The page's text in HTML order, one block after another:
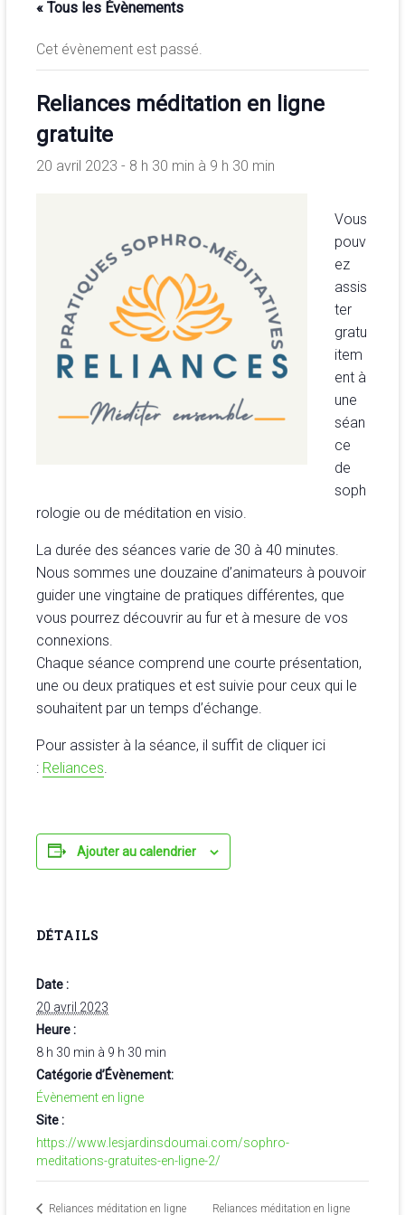
de
la
de
développement
la
<b/>sophrologie,
méditation
et
psychologie
des
ressources
« Tous les Évènements
Cet évènement est passé.
Reliances méditation en ligne
gratuite
20 avril 2023 - 8 h 30 min à 9 h 30 min
Vous
pouv
ez
assis
ter
gratu
item
ent à
une
séan
ce
de
soph
rologie ou de méditation en visio.
La durée des séances varie de 30 à 40 minutes.
Nous sommes une douzaine d’animateurs à pouvoir
guider une vingtaine de pratiques différentes, que
vous pourrez découvrir au fur et à mesure de vos
connexions.
Chaque séance comprend une courte présentation,
une ou deux pratiques et est suivie pour ceux qui le
souhaitent par un temps d’échange.
Pour assister à la séance, il suffit de cliquer ici
: Reliances
Ajouter au calendrier
DÉTAILS
Date :
20 avril 2023
Heure :
8 h 30 min à 9 h 30 min
Catégorie d’Évènement:
Évènement en ligne
Site :
https://www.lesjardinsdoumai.com/sophro-
meditations-gratuites-en-ligne-2/
Reliances méditation en ligne Reliances méditation en ligne